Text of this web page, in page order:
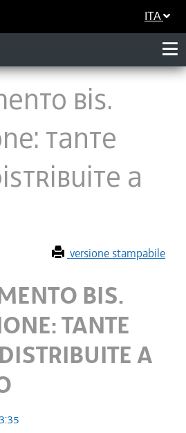
ITA
BIS.
TANTE
A
versione stampabile
BIS.
TANTE
A